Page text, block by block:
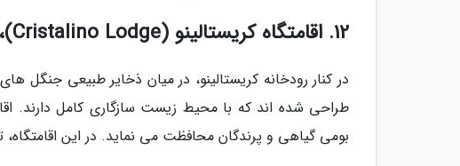
12. اقامتگاه کریستالینو (Cristalino Lodge)، برزیل
در کنار رودخانه کریستالینو، در میان ذخایر طبیعی جنگل
بومی گیاهی و پرندگان محافظت می نماید. در این